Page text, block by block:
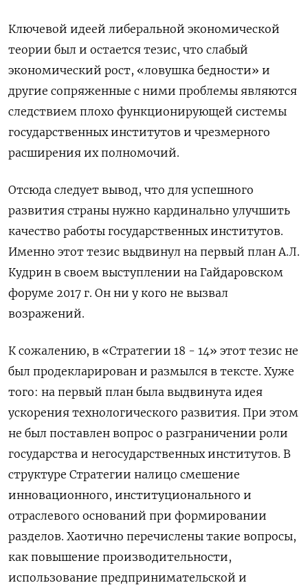
Ключевой идеей либеральной экономической
теории был и остается тезис, что слабый
экономический рост, «ловушка бедности» и
другие сопряженные с ними проблемы являются
следствием плохо функционирующей системы
государственных институтов и чрезмерного
расширения их полномочий.
Отсюда следует вывод, что для успешного
развития страны нужно кардинально улучшить
качество работы государственных институтов.
Именно этот тезис выдвинул на первый план А.Л.
Кудрин в своем выступлении на Гайдаровском
форуме 2017 г. Он ни у кого не вызвал
возражений.
К сожалению, в «Стратегии 18 - 14» этот тезис не
был продекларирован и размылся в тексте. Хуже
того: на первый план была выдвинута идея
ускорения технологического развития. При этом
не был поставлен вопрос о разграничении роли
государства и негосударственных институтов. В
структуре Стратегии налицо смешение
инновационного, институционального и
отраслевого оснований при формировании
разделов. Хаотично перечислены такие вопросы,
как повышение производительности,
использование предпринимательской и